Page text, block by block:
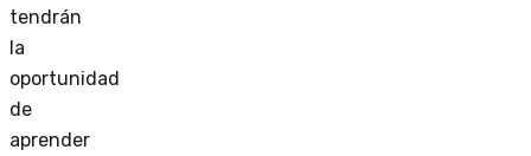
tendrán
la
oportunidad
de
aprender